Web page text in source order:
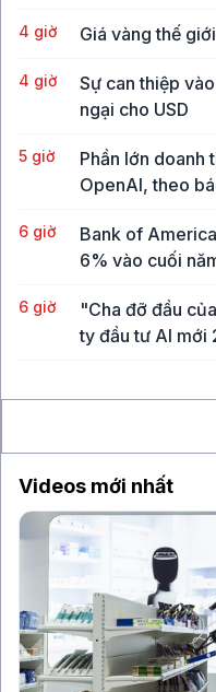
4 giờ Giá vàng thế
4 giờ
Sự can thiệp
ngại cho USD
5 giờ
Phần lớn doanh
OpenAI, theo
6 giờ
Bank of
6% vào cuối
6 giờ
"Cha đỡ đầu
ty đầu tư AI mới
Videos mới nhất